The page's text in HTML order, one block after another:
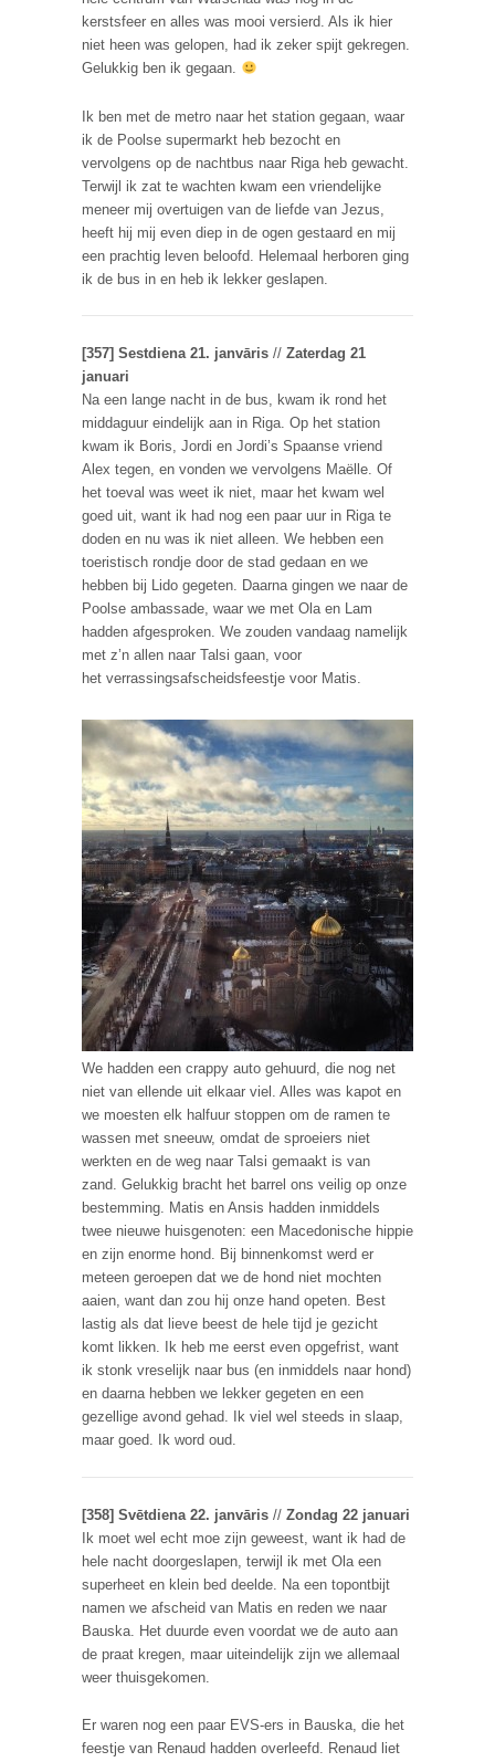
kerstsfeer en alles was mooi versierd. Als ik hier
niet heen was gelopen, had ik zeker spijt gekregen.
Gelukkig ben ik gegaan.
Ik ben met de metro naar het station gegaan, waar
ik de Poolse supermarkt heb bezocht en
vervolgens op de nachtbus naar Riga heb gewacht.
Terwijl ik zat te wachten kwam een vriendelijke
meneer mij overtuigen van de liefde van Jezus,
heeft hij mij even diep in de ogen gestaard en mij
een prachtig leven beloofd. Helemaal herboren ging
ik de bus in en heb ik lekker geslapen.
[357] Sestdiena 21. janvāris // Zaterdag 21
januari
Na een lange nacht in de bus, kwam ik rond het
middaguur eindelijk aan in Riga. Op het station
kwam ik Boris, Jordi en Jordi’s Spaanse vriend
Alex tegen, en vonden we vervolgens Maëlle. Of
het toeval was weet ik niet, maar het kwam wel
goed uit, want ik had nog een paar uur in Riga te
doden en nu was ik niet alleen. We hebben een
toeristisch rondje door de stad gedaan en we
hebben bij Lido gegeten. Daarna gingen we naar de
Poolse ambassade, waar we met Ola en Lam
hadden afgesproken. We zouden vandaag namelijk
met z’n allen naar Talsi gaan, voor
het verrassingsafscheidsfeestje voor Matis.
We hadden een crappy auto gehuurd, die nog net
niet van ellende uit elkaar viel. Alles was kapot en
we moesten elk halfuur stoppen om de ramen te
wassen met sneeuw, omdat de sproeiers niet
werkten en de weg naar Talsi gemaakt is van
zand. Gelukkig bracht het barrel ons veilig op onze
bestemming. Matis en Ansis hadden inmiddels
twee nieuwe huisgenoten: een Macedonische hippie
en zijn enorme hond. Bij binnenkomst werd er
meteen geroepen dat we de hond niet mochten
aaien, want dan zou hij onze hand opeten. Best
lastig als dat lieve beest de hele tijd je gezicht
komt likken. Ik heb me eerst even opgefrist, want
ik stonk vreselijk naar bus (en inmiddels naar hond)
en daarna hebben we lekker gegeten en een
gezellige avond gehad. Ik viel wel steeds in slaap,
maar goed. Ik word oud.
[358] Svētdiena 22. janvāris // Zondag 22 januari
Ik moet wel echt moe zijn geweest, want ik had de
hele nacht doorgeslapen, terwijl ik met Ola een
superheet en klein bed deelde. Na een topontbijt
namen we afscheid van Matis en reden we naar
Bauska. Het duurde even voordat we de auto aan
de praat kregen, maar uiteindelijk zijn we allemaal
weer thuisgekomen.
Er waren nog een paar EVS-ers in Bauska, die het
feestje van Renaud hadden overleefd. Renaud liet